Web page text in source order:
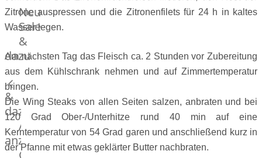
&
Schinken
Beilagen
Brot
Brötchen
Brot
Burger
Buns
&
Hot
Dog
Brötchen
Neu
Sale
&
dazu
&
dazu
Alle
anzeigen
Gewürze
Zitrone auspressen und die Zitronenfilets für 24 h in kaltes
Wasser legen.
Am nächsten Tag das Fleisch ca. 2 Stunden vor Zubereitung
aus dem Kühlschrank nehmen und auf Zimmertemperatur
bringen.
Die Wing Steaks von allen Seiten salzen, anbraten und bei
120 Grad Ober-/Unterhitze rund 40 min auf eine
Kerntemperatur von 54 Grad garen und anschließend kurz in
der Pfanne mit etwas geklärter Butter nachbraten.